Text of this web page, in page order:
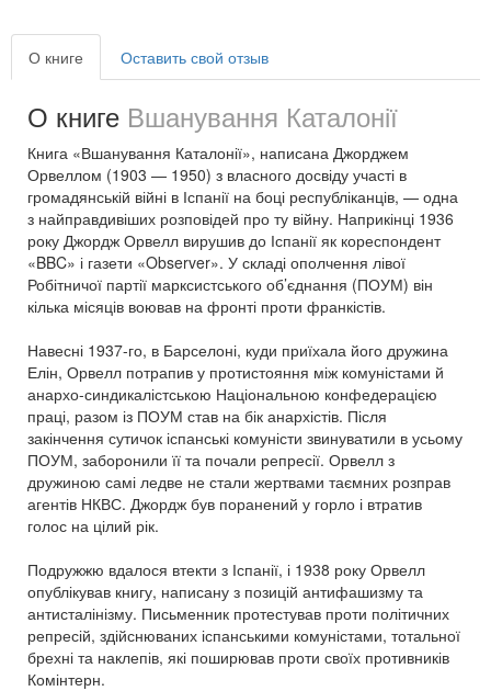
О книге Оставить свой отзыв
О книге Вшанування Каталонії
Книга «Вшанування Каталонії», написана Джорджем
Орвеллом (1903 — 1950) з власного досвіду участі в
громадянській війні в Іспанії на боці республіканців, — одна
з найправдивіших розповідей про ту війну. Наприкінці 1936
року Джордж Орвелл вирушив до Іспанії як кореспондент
«BBC» і газети «Observer». У складі ополчення лівої
Робітничої партії марксистського об’єднання (ПОУМ) він
кілька місяців воював на фронті проти франкістів.
Навесні 1937-го, в Барселоні, куди приїхала його дружина
Елін, Орвелл потрапив у протистояння між комуністами й
анархо-синдикалістською Національною конфедерацією
праці, разом із ПОУМ став на бік анархістів. Після
закінчення сутичок іспанські комуністи звинуватили в усьому
ПОУМ, заборонили її та почали репресії. Орвелл з
дружиною самі ледве не стали жертвами таємних розправ
агентів НКВС. Джордж був поранений у горло і втратив
голос на цілий рік.
Подружжю вдалося втекти з Іспанії, і 1938 року Орвелл
опублікував книгу, написану з позицій антифашизму та
антисталінізму. Письменник протестував проти політичних
репресій, здійснюваних іспанськими комуністами, тотальної
брехні та наклепів, які поширював проти своїх противників
Комінтерн.